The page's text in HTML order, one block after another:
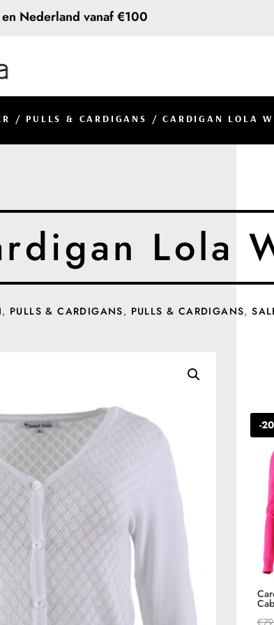
Nederland vanaf €100
/ PULLS & CARDIGANS / CARDIGAN LOLA
Lola
, PULLS & CARDIGANS, PULLS & CARDIGANS,
-
€